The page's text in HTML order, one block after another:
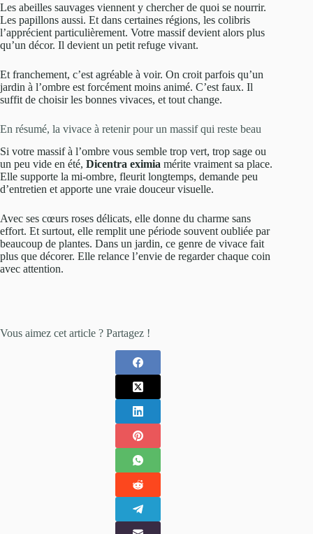
Les abeilles sauvages viennent y chercher de quoi se nourrir.
Les papillons aussi. Et dans certaines régions, les colibris
l’apprécient particulièrement. Votre massif devient alors plus
qu’un décor. Il devient un petit refuge vivant.
Et franchement, c’est agréable à voir. On croit parfois qu’un
jardin à l’ombre est forcément moins animé. C’est faux. Il
suffit de choisir les bonnes vivaces, et tout change.
En résumé, la vivace à retenir pour un massif qui reste beau
Si votre massif à l’ombre vous semble trop vert, trop sage ou
un peu vide en été, Dicentra eximia mérite vraiment sa place.
Elle supporte la mi-ombre, fleurit longtemps, demande peu
d’entretien et apporte une vraie douceur visuelle.
Avec ses cœurs roses délicats, elle donne du charme sans
effort. Et surtout, elle remplit une période souvent oubliée par
beaucoup de plantes. Dans un jardin, ce genre de vivace fait
plus que décorer. Elle relance l’envie de regarder chaque coin
avec attention.
Vous aimez cet article ? Partagez !